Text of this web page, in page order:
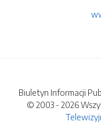
Biuletyn Informacji
© 2003 - 2026